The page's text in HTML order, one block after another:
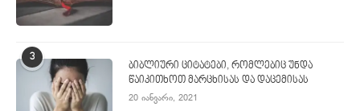
3
ბიბლიური ციტატები, რომლებიც უნდა
წაიკითხოთ მარცხისას და დაცემისას
20 იანვარი, 2021